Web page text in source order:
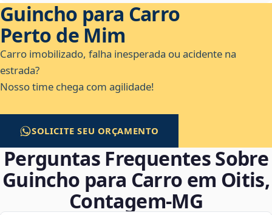
Guincho para Carro
Perto de Mim
Carro imobilizado, falha inesperada ou acidente na
estrada?
Nosso time chega com agilidade!
SOLICITE SEU ORÇAMENTO
Perguntas Frequentes Sobre
Guincho para Carro em Oitis,
Contagem‑MG